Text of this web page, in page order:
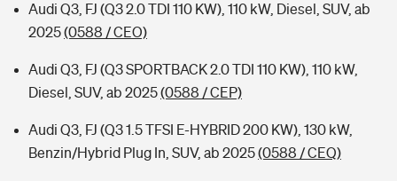
Audi Q3, FJ (Q3 2.0 TDI 110 KW), 110 kW, Diesel, SUV, ab
2025(0588 / CEO)
Audi Q3, FJ (Q3 SPORTBACK 2.0 TDI 110 KW), 110 kW,
Diesel, SUV, ab 2025(0588 / CEP)
Audi Q3, FJ (Q3 1.5 TFSI E-HYBRID 200 KW), 130 kW,
Benzin/Hybrid Plug In, SUV, ab 2025(0588 / CEQ)